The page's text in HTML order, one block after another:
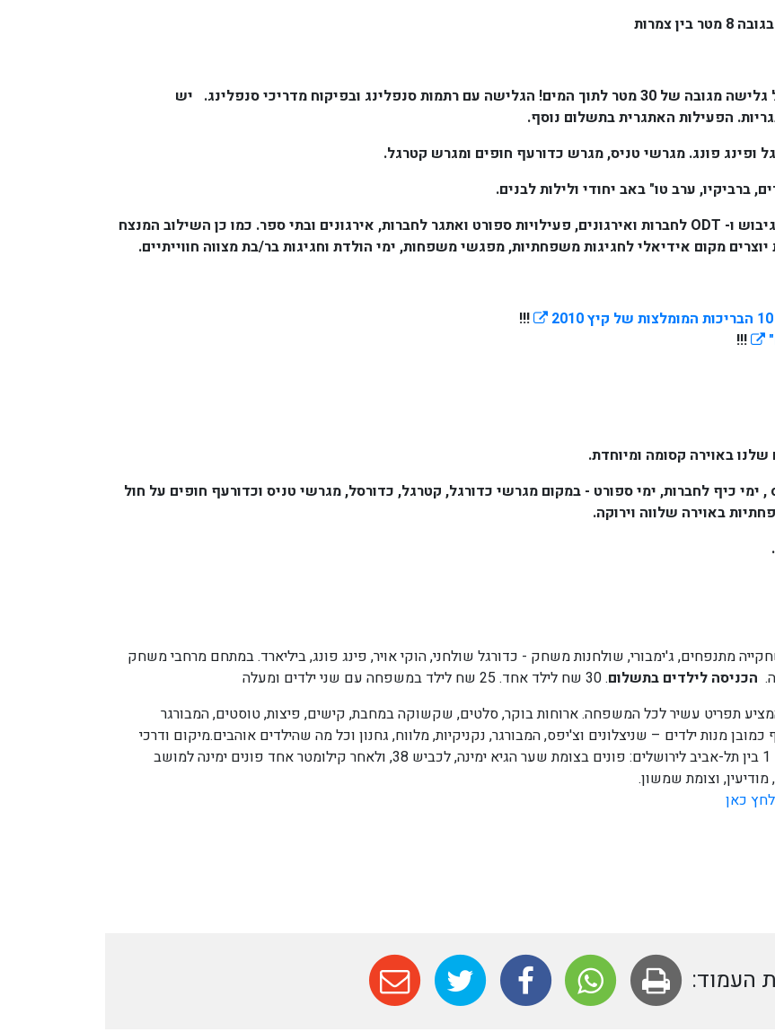
אטרקציה יחודית בארץ : אומגה למים!!! 100 מטר של גלישה מגובה של 30 מטר לתוך המים! הגלישה עם רתמות סנפלינג ובפיקוח מדריכי סנפלינג. יש
הפעילות האתגרית בתשלום נוסף.
ופינג פונג. מגרשי טניס, מגרש כדורעף חופים ומגרש קטרגל.
ברביקיו, ערב טו" באב יחודי ולילות לבנים.
המקום ייחודי ונפלא לקיום ימי כיף ופעילויות, ימי גיבוש ו- ODT לחברות ואירגונים, פעילויות ספורט ואתגר לחברות, אירגונים ובתי ספר. כמו כן השילוב המנצח
מקום אידיאלי לחגיגות משפחתיות, מפגשי משפחות, ימי הולדת וחגיגות בר/בת מצווה חווייתיים.
!!!
!!!
שלנו באוירה קסומה ומיוחדת.
כמו כן ניתן להזמין אצלנו סדנאות outdoor training , ימי כיף לחברות, ימי ספורט - במקום מגרשי כדורגל, קטרגל, כדורסל, מגרשי טניס וכדורעף חופים על חול
באוירה שלווה וירוקה.
מתנפחים, ג'ימבורי, שולחנות משחק - כדורגל שולחני, הוקי אויר, פינג פונג, ביליארד. במתחם מרחבי משחק
הכניסה לילדים בתשלום. 30 שח לילד אחד. 25 שח לילד במשפחה עם שני ילדים ומעלה
תפריט עשיר לכל המשפחה. ארוחות בוקר, סלטים, שקשוקה במחבת, קישים, פיצות, טוסטים, המבורגר
מנות ילדים – שניצלונים וצ'יפס, המבורגר, נקניקיות, מלווח, גחנון וכל מה שהילדים אוהבים.מיקום ודרכי
הגעה: בכניסה למושב מסילת ציון. באמצע הדרך בכביש 1 בין תל-אביב לירושלים: פונים בצומת שער הגיא ימינה, לכביש 38, ולאחר קילומטר אחד פונים ימינה למושב
וצומת שמשון.
כאן
העמוד: